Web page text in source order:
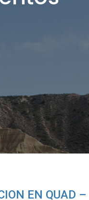
EN QUAD –